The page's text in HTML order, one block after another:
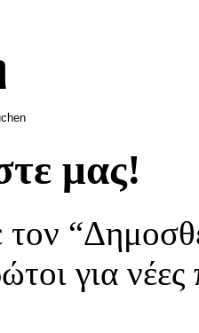
μας!
τον
για